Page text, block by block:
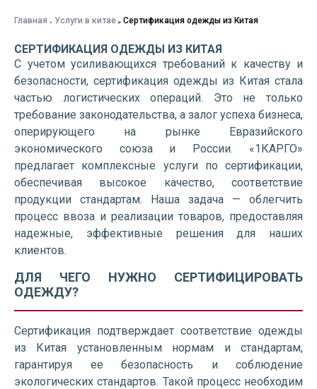
Главная Услуги в китае Сертификация одежды из Китая
СЕРТИФИКАЦИЯ ОДЕЖДЫ ИЗ КИТАЯ
С учетом усиливающихся требований к качеству и
безопасности, сертификация одежды из Китая стала
частью логистических операций. Это не только
требование законодательства, а залог успеха бизнеса,
оперирующего на рынке Евразийского
экономического союза и России. «1КАРГО»
предлагает комплексные услуги по сертификации,
обеспечивая высокое качество, соответствие
продукции стандартам. Наша задача — облегчить
процесс ввоза и реализации товаров, предоставляя
надежные, эффективные решения для наших
клиентов.
ДЛЯ ЧЕГО НУЖНО СЕРТИФИЦИРОВАТЬ
ОДЕЖДУ?
Сертификация подтверждает соответствие одежды
из Китая установленным нормам и стандартам,
гарантируя ее безопасность и соблюдение
экологических стандартов. Такой процесс необходим